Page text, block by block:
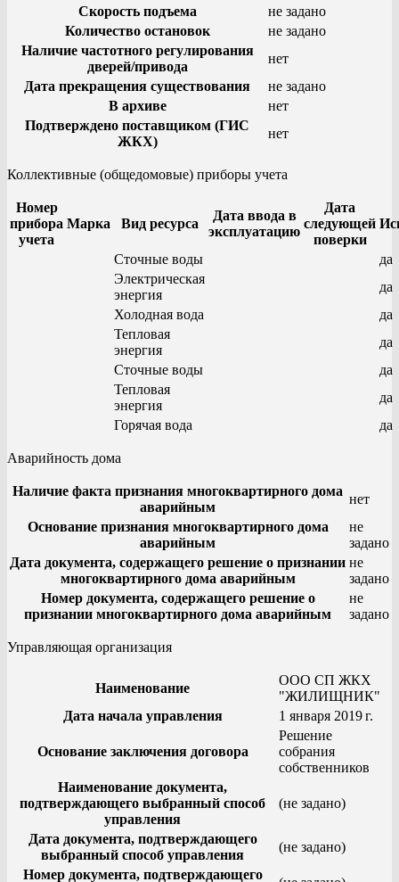
Скорость подъема
не задано
Количество остановок
не задано
Наличие частотного регулирования
дверей/привода
нет
Дата прекращения существования
не задано
В архиве
нет
Подтверждено поставщиком (ГИС
ЖКХ)
нет
Коллективные (общедомовые) приборы учета
Номер
прибора
учета
Марка Вид ресурса
Дата ввода в
эксплуатацию
Дата
следующей
поверки
Сточные воды
да
Электрическая
энергия
да
Холодная вода
да
Тепловая
энергия
да
Сточные воды
да
Тепловая
энергия
да
Горячая вода
да
Аварийность дома
Наличие факта признания многоквартирного дома
аварийным
нет
Основание признания многоквартирного дома
аварийным
не
задано
Дата документа, содержащего решение о признании
многоквартирного дома аварийным
не
задано
Номер документа, содержащего решение о
признании многоквартирного дома аварийным
не
задано
Управляющая организация
Наименование
ООО СП ЖКХ
"ЖИЛИЩНИК"
Дата начала управления
1 января 2019 г.
Основание заключения договора
Решение
собрания
собственников
Наименование документа,
подтверждающего выбранный способ
управления
(не задано)
Дата документа, подтверждающего
выбранный способ управления
(не задано)
Номер документа, подтверждающего